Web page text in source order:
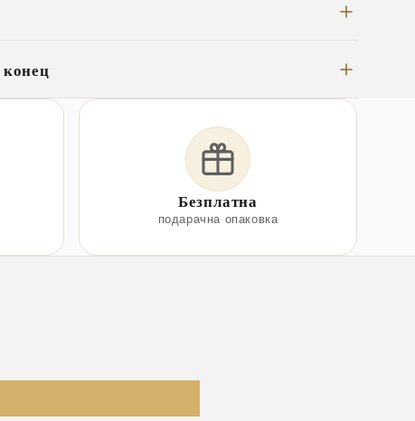
конец
Безплатна
подарачна опаковка